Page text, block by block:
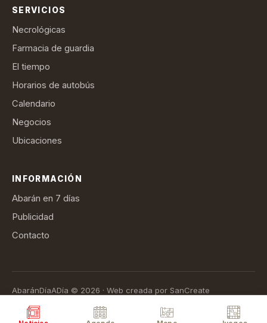
SERVICIOS
Necrológicas
Farmacia de guardia
El tiempo
Horarios de autobús
Calendario
Negocios
Ubicaciones
INFORMACIÓN
Abarán en 7 días
Publicidad
Contacto
AbaránDíaADía © 2026 · Web creada por SanCreate
Términos de suscripción